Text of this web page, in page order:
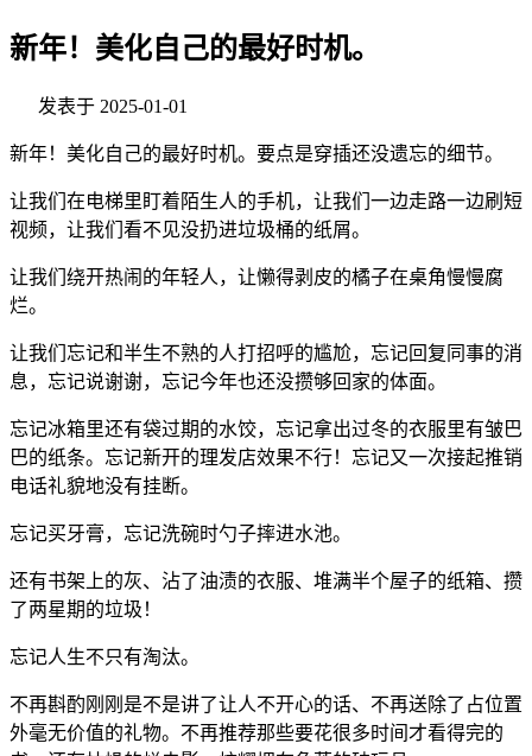
新年！美化自己的最好时机。
发表于 2025-01-01
新年！美化自己的最好时机。要点是穿插还没遗忘的细节。
让我们在电梯里盯着陌生人的手机，让我们一边走路一边刷短
视频，让我们看不见没扔进垃圾桶的纸屑。
让我们绕开热闹的年轻人，让懒得剥皮的橘子在桌角慢慢腐
烂。
让我们忘记和半生不熟的人打招呼的尴尬，忘记回复同事的消
息，忘记说谢谢，忘记今年也还没攒够回家的体面。
忘记冰箱里还有袋过期的水饺，忘记拿出过冬的衣服里有皱巴
巴的纸条。忘记新开的理发店效果不行！忘记又一次接起推销
电话礼貌地没有挂断。
忘记买牙膏，忘记洗碗时勺子摔进水池。
还有书架上的灰、沾了油渍的衣服、堆满半个屋子的纸箱、攒
了两星期的垃圾！
忘记人生不只有淘汰。
不再斟酌刚刚是不是讲了让人不开心的话、不再送除了占位置
外毫无价值的礼物。不再推荐那些要花很多时间才看得完的